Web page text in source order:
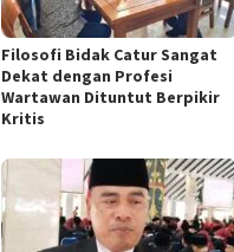
Filosofi Bidak Catur Sangat
Dekat dengan Profesi
Wartawan Dituntut Berpikir
Kritis